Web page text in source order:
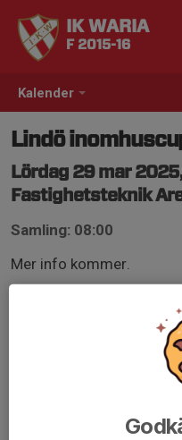
Kalender
IK WARIA
F 2015-16
Lindö
Lördag 29 mar
Fastighetsteknik
Samling: 08:00
Mer info kommer.